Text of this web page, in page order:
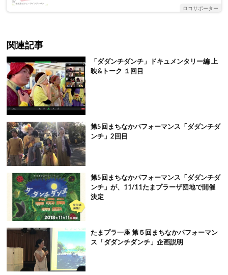
ロコサポーター
関連記事
「ダダンチダンチ」ドキュメンタリー編 上
映&トーク １回目
第5回まちなかパフォーマンス「ダダンチダ
ンチ」2回目
第5回まちなかパフォーマンス「ダダンチダ
ンチ」が、11/11たまプラーザ団地で開催
決定
たまプラ一座 第５回まちなかパフォーマン
ス「ダダンチダンチ」企画説明